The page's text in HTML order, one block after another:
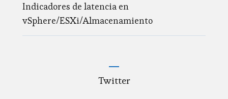
Indicadores de latencia en
vSphere/ESXi/Almacenamiento
Twitter